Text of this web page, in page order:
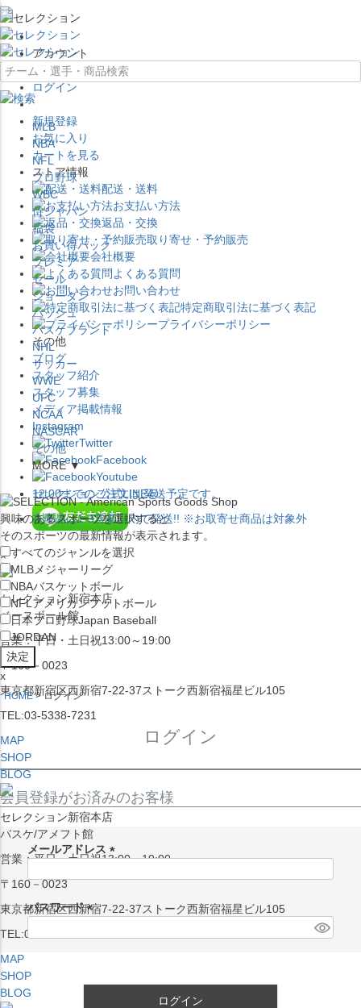
×
アカウント
ログイン
新規登録
お気に入り
カートを見る
ストア情報
配送・送料
お支払い方法
返品・交換
取り寄せ・予約販売
会社概要
よくある質問
お問い合わせ
特定商取引法に基づく表記
プライバシーポリシー
その他
ブログ
スタッフ紹介
スタッフ募集
メディア掲載情報
Instagram
Twitter
Facebook
Youtube
セレクション公式LINE@
×
セレクション新宿本店
ベースボール館
営業：平日・土日祝13:00～19:00
〒160－0023
東京都新宿区西新宿7-22-37ストーク西新宿福星ビル105
TEL:03-5338-7231
MAP
SHOP
BLOG
セレクション新宿本店
バスケ/アメフト館
営業：平日・土日祝13:00～19:00
〒160－0023
東京都新宿区西新宿7-22-37ストーク西新宿福星ビル105
TEL:03-5338-7231
MAP
SHOP
BLOG
MLB
NBA
NFL
プロ野球
WBC
侍ジャパン
福袋
お買い得パック
プレミア
セール
ジョーダン
バッシュ
バスケブランド
NHL
サッカー
WWE
UFC
NCAA
NASCAR
その他
MORE ▼
12:00までのご注文は発送予定です。
在庫品は1-3営業日内で発送!! ※お取寄せ商品は対象外
興味のあるスポーツを選択すると
そのスポーツの最新情報が表示されます。
すべてのジャンルを選択
MLB メジャーリーグ
NBAバスケットボール
NFLアメリカンフットボール
日本プロ野球Japan Baseball
JORDAN
x
HOME ログイン
ログイン
会員登録がお済みのお客様
メールアドレス
須
)
パスワード
ログイン